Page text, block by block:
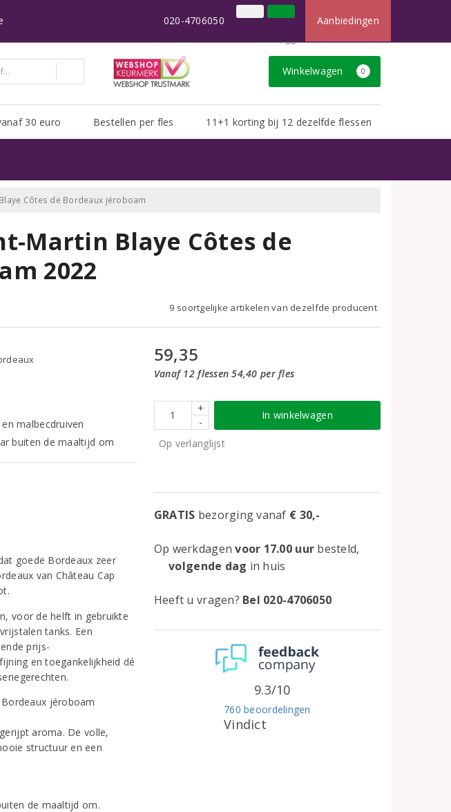
Inloggen Klantenservice
Winkelwagen 0
30 euro Bestellen per fles 11+1 korting bij 12 dezelfde flessen
Aanbiedingen
020-4706050
Côtes de Bordeaux jéroboam
Martin Blaye Côtes de
2022
9 soortgelijke artikelen van dezelfde producent
malbecdruiven
buiten de maaltijd om
goede Bordeaux zeer
van Château Cap
voor de helft in gebruikte
tanks. Een
prijs-
en toegankelijkheid dé
aroma. De volle,
structuur en een
de maaltijd om.
59,35
Vanaf 12 flessen 54,40 per fles
+
-
In winkelwagen
Op verlanglijst
GRATIS bezorging vanaf € 30,-
Op werkdagenvoor 17.00 uur besteld,
volgende dag in huis
Heeft u vragen? Bel 020-4706050
Vindict
760 beoordelingen
9.3/10